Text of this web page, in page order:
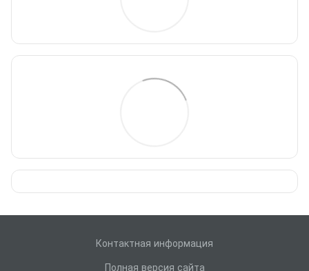
Контактная информация
Полная версия сайта